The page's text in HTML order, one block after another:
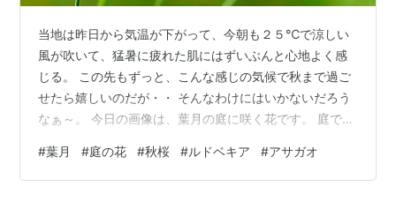
当地は昨日から気温が下がって、今朝も２５℃で涼しい
風が吹いて、猛暑に疲れた肌にはずいぶんと心地よく感
じる。 この先もずっと、こんな感じの気候で秋まで過ご
せたら嬉しいのだが・・ そんなわけにはいかないだろう
なぁ～。 今日の画像は、葉月の庭に咲く花です。 庭で咲
ア・タカオ。 アサガオ。 よろしかったらポチっとお願い
します。 ランキング参加中gooからきました ランキング
#葉月 #庭の花 #秋桜 #ルドベキア #アサガオ